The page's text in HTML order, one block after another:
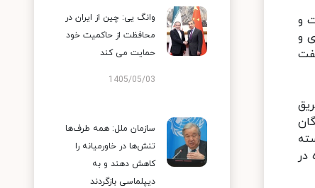
و
و
در
وانگ یی: چین از ایران در
محافظت از حاکمیت خود
حمایت می کند
1405/05/03
سازمان ملل: همه طرف‌ها
تنش‌ها در خاورمیانه را
کاهش دهند و به
دیپلماسی بازگردند